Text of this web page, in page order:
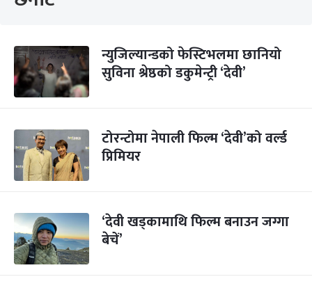
न्युजिल्यान्डको फेस्टिभलमा छानियो
सुविना श्रेष्ठको डकुमेन्ट्री ‘देवी’
टोरन्टोमा नेपाली फिल्म ‘देवी’को वर्ल्ड
प्रिमियर
‘देवी खड्कामाथि फिल्म बनाउन जग्गा
बेचें’